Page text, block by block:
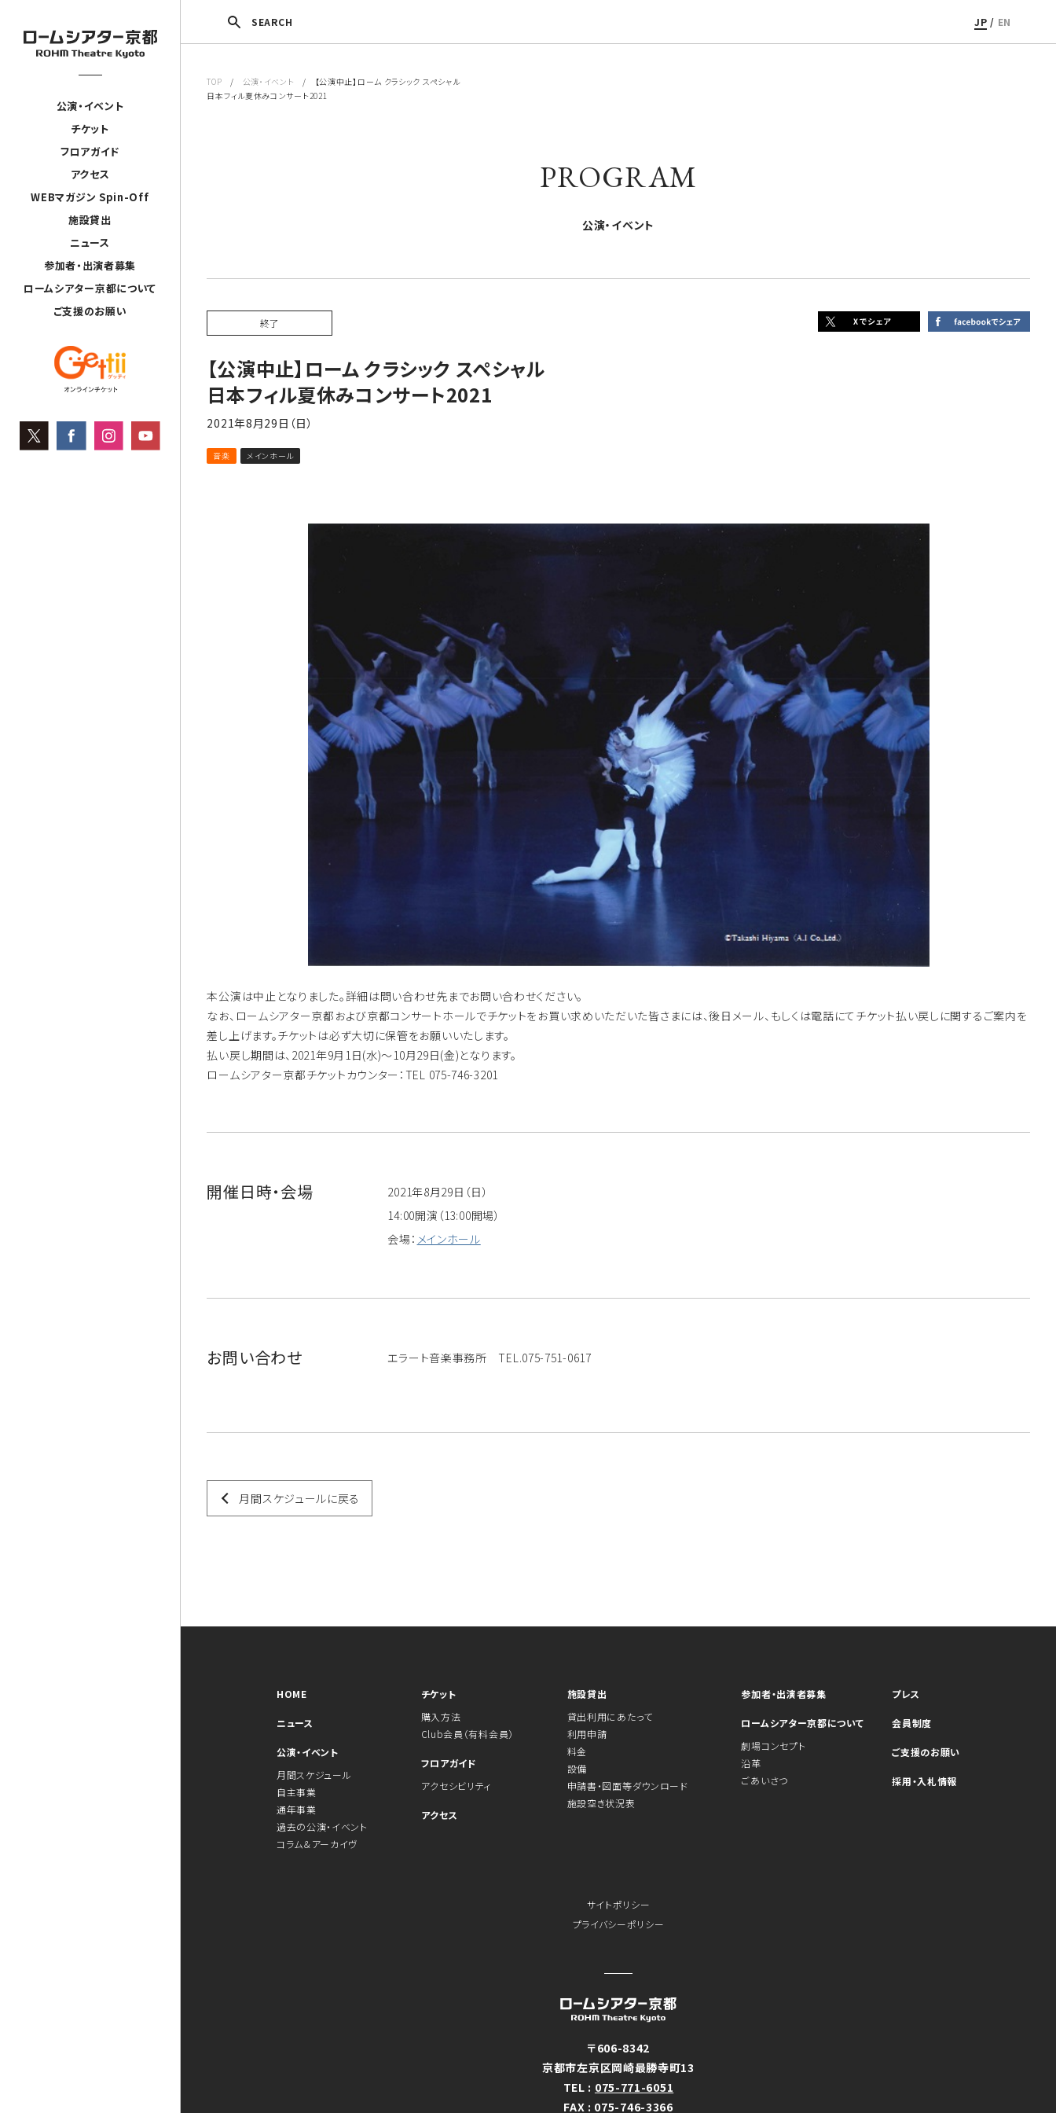
公演・イベント
チケット
フロアガイド
アクセス
WEBマガジン Spin-Off
施設貸出
ニュース
参加者・出演者募集
ロームシアター京都について
ご支援のお願い
SEARCH JP / EN
TOP / 公演・イベント
/ 【公演中止】ローム クラシック スペシャル
日本フィル夏休みコンサート2021
PROGRAM
公演・イベント
終了
【公演中止】ローム クラシック スペシャル
日本フィル夏休みコンサート2021
2021年8月29日（日）
音楽 メインホール
本公演は中止となりました。詳細は問い合わせ先までお問い合わせください。
なお、ロームシアター京都および京都コンサートホールでチケットをお買い求めいただいた皆さまには、後日メール、もしくは電話にてチケット払い戻しに関するご案内を
差し上げます。チケットは必ず大切に保管をお願いいたします。
払い戻し期間は、2021年9月1日(水)～10月29日(金)となります。
ロームシアター京都チケットカウンター：TEL 075-746-3201
開催日時・会場
2021年8月29日（日）
14:00開演（13:00開場）
会場： メインホール
お問い合わせ エラート音楽事務所 TEL.075-751-0617
月間スケジュールに戻る
HOME
ニュース
公演・イベント
月間スケジュール
自主事業
通年事業
過去の公演・イベント
コラム＆アーカイヴ
チケット
購入方法
Club会員（有料会員）
フロアガイド
アクセシビリティ
アクセス
施設貸出
貸出利用にあたって
利用申請
料金
設備
申請書・図面等ダウンロード
施設空き状況表
参加者・出演者募集
ロームシアター京都について
劇場コンセプト
沿革
ごあいさつ
プレス
会員制度
ご支援のお願い
採用・入札情報
サイトポリシー
プライバシーポリシー
〒606-8342
京都市左京区岡崎最勝寺町13
TEL : 075-771-6051
FAX : 075-746-3366